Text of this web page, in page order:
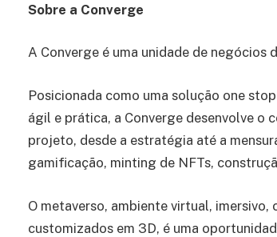
Sobre a Converge
A Converge é uma unidade de negócios
Posicionada como uma solução one
ágil e prática, a Converge desenvolve o
projeto, desde a estratégia até a
gamificação, minting de NFTs,
O metaverso, ambiente virtual,
customizados em 3D, é uma